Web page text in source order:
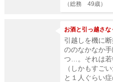
（総務 49歳）
お酒と引っ越さな
引越しを機に
ののなかなか
つ…。それは若
（しかもすご
と１人ぐらい